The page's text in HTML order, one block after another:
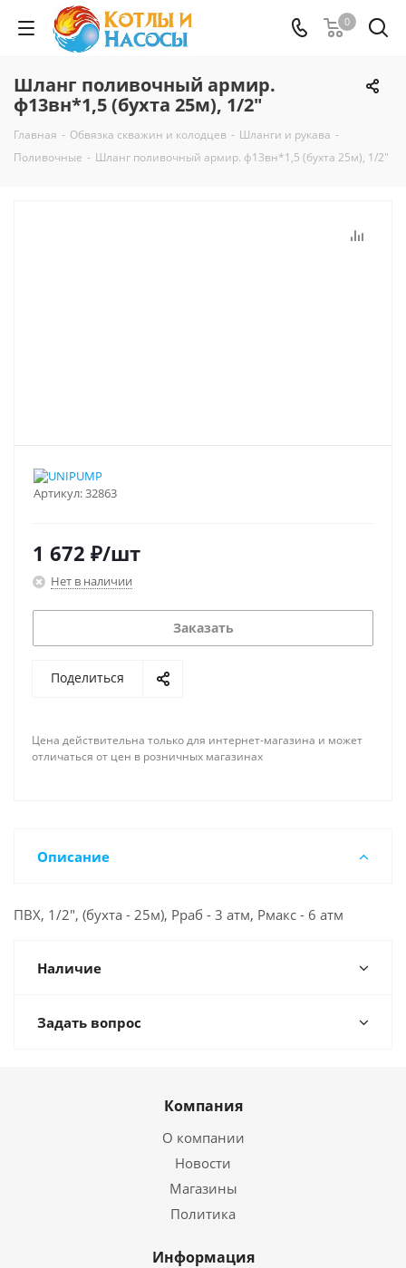
0
Шланг поливочный армир.
ф13вн*1,5 (бухта 25м), 1/2"
Главная - Обвязка скважин и колодцев - Шланги и рукава -
Поливочные - Шланг поливочный армир. ф13вн*1,5 (бухта 25м), 1/2"
Артикул:32863
1 672 ₽/шт
Нет в наличии
Заказать
Поделиться
Цена действительна только для интернет-магазина и может
отличаться от цен в розничных магазинах
Описание
ПВХ, 1/2", (бухта - 25м), Рраб - 3 атм, Рмакс - 6 атм
Наличие
Задать вопрос
Компания
О компании
Новости
Магазины
Политика
Информация